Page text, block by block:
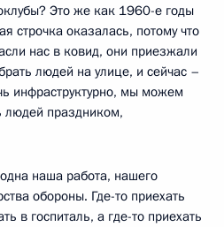
Это же как 1960-е годы
строчка оказалась, потому что
нас в ковид, они приезжали
людей на улице, и сейчас –
инфраструктурно, мы можем
людей праздником,
наша работа, нашего
обороны. Где-то приехать
в госпиталь, а где-то приехать